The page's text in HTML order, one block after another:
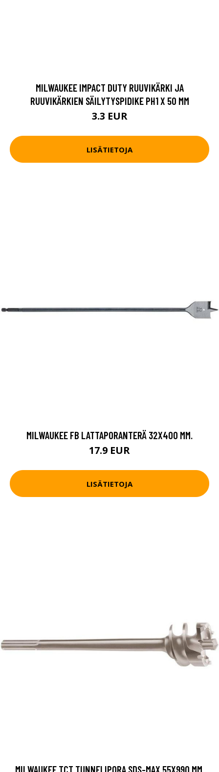
MILWAUKEE IMPACT DUTY RUUVIKÄRKI JA
RUUVIKÄRKIEN SÄILYTYSPIDIKE PH1 X 50 MM
3.3 EUR
LISÄTIETOJA
MILWAUKEE FB LATTAPORANTERÄ 32X400 MM.
17.9 EUR
LISÄTIETOJA
MILWAUKEE TCT TUNNELIPORA SDS-MAX 55X990 MM.